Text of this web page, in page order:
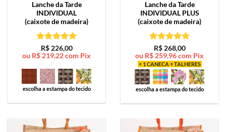
Lanche da Tarde
INDIVIDUAL
(caixote de madeira)
Avaliação5
de 5
R$226,00
ou R$ 219,22com Pix
escolha a estampa do tecido
Lanche da Tarde
INDIVIDUAL PLUS
(caixote de madeira)
Avaliação5
de 5
R$268,00
ou R$ 259,96com Pix
+ 1 CANECA + TALHERES
escolha a estampa do tecido